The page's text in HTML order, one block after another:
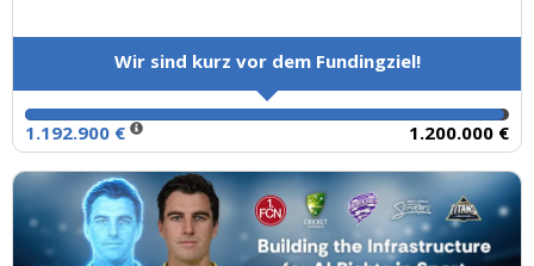
Wir sind kurz vor dem Fundingziel!
1.192.900 € 1.200.000 €